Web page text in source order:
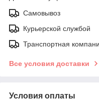
Самовывоз
Курьерской службой
Транспортная
Все условия доставки
Условия оплаты